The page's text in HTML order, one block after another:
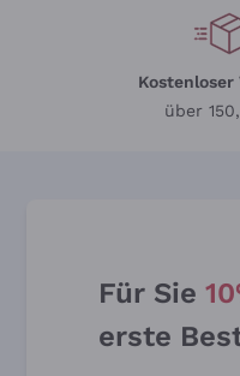
Kostenloser
über
Für Sie
erste